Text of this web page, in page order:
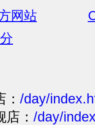
网站
/day/
： /day/